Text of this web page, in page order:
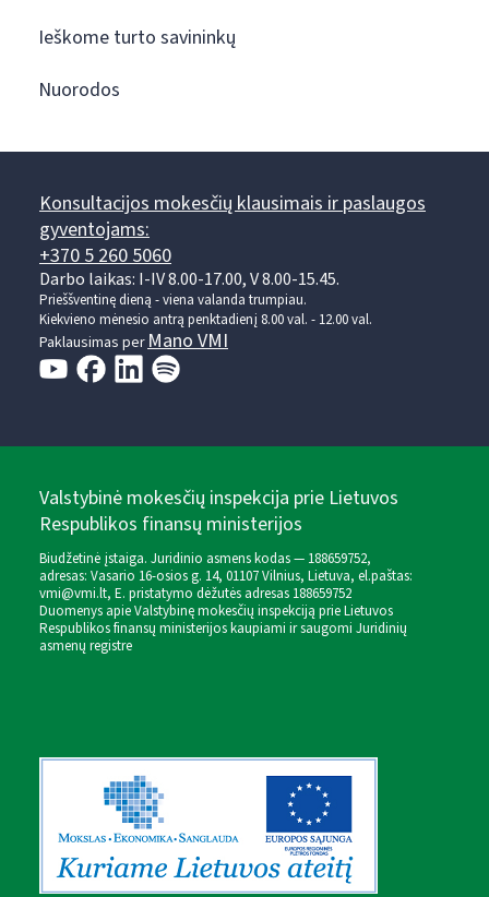
Ieškome turto savininkų
Nuorodos
Konsultacijos mokesčių klausimais ir paslaugos
gyventojams:
+370 5 260 5060
Darbo laikas: I-IV 8.00-17.00, V 8.00-15.45.
Prieššventinę dieną - viena valanda trumpiau.
Kiekvieno mėnesio antrą penktadienį 8.00 val. - 12.00 val.
Paklausimas perMano VMI
Valstybinė mokesčių inspekcija prie Lietuvos
Respublikos finansų ministerijos
Biudžetinė įstaiga. Juridinio asmens kodas — 188659752,
adresas: Vasario 16-osios g. 14, 01107 Vilnius, Lietuva, el.paštas:
vmi@vmi.lt, E. pristatymo dėžutės adresas 188659752
Duomenys apie Valstybinę mokesčių inspekciją prie Lietuvos
Respublikos finansų ministerijos kaupiami ir saugomi Juridinių
asmenų registre